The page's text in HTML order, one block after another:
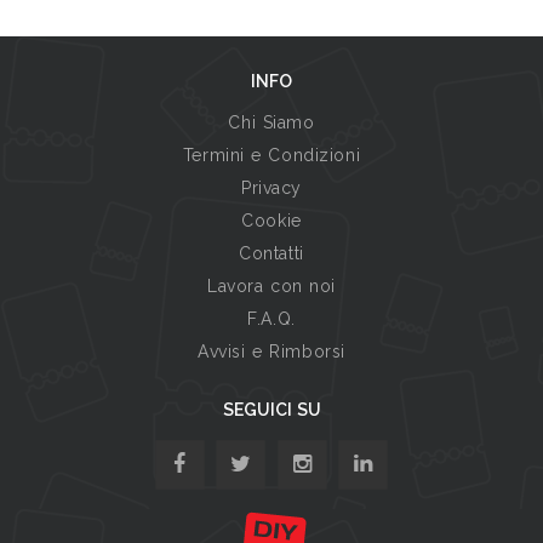
INFO
Chi Siamo
Termini e Condizioni
Privacy
Cookie
Contatti
Lavora con noi
F.A.Q.
Avvisi e Rimborsi
SEGUICI SU